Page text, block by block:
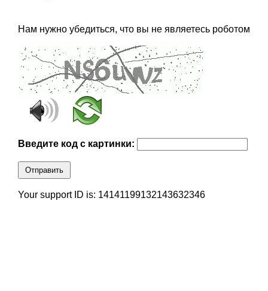
Нам нужно убедиться, что вы не являетесь роботом
Введите код с картинки:
Отправить
Your support ID is: 14141199132143632346